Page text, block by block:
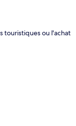
touristiques ou l'achat